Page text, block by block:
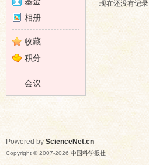
相册
收藏
积分
会议
现在还没有记录
Powered by ScienceNet.cn
Copyright © 2007-2026 中国科学报社